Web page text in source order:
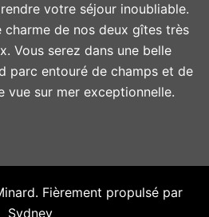
votre séjour inoubliable.
charme de nos deux gîtes très
Vous serez dans une belle
parc entouré de champs et de
vue sur mer exceptionnelle.
Fièrement propulsé par
Sydney